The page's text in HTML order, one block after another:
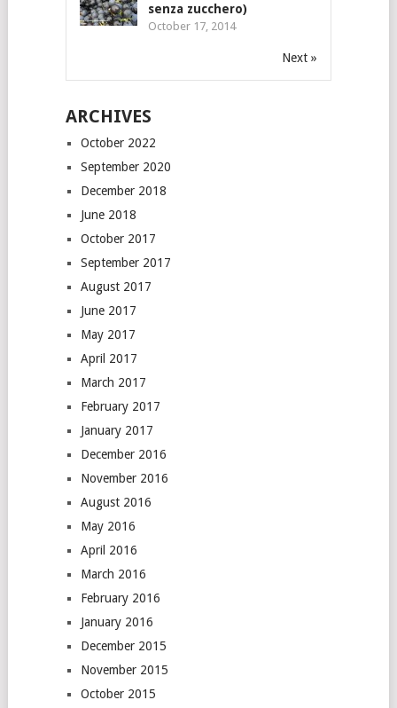
senza zucchero)
October 17, 2014
Next »
ARCHIVES
October 2022
September 2020
December 2018
June 2018
October 2017
September 2017
August 2017
June 2017
May 2017
April 2017
March 2017
February 2017
January 2017
December 2016
November 2016
August 2016
May 2016
April 2016
March 2016
February 2016
January 2016
December 2015
November 2015
October 2015